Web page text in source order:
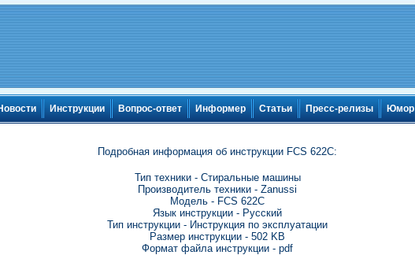
Инструкции Вопрос-ответ Информер Статьи Пресс-релизы Юмор
Подробная информация об инструкции FCS 622C:
Тип техники - Стиральные машины
Производитель техники - Zanussi
Модель - FCS 622C
Язык инструкции - Русский
Тип инструкции - Инструкция по эксплуатации
Размер инструкции - 502 KB
Формат файла инструкции - pdf